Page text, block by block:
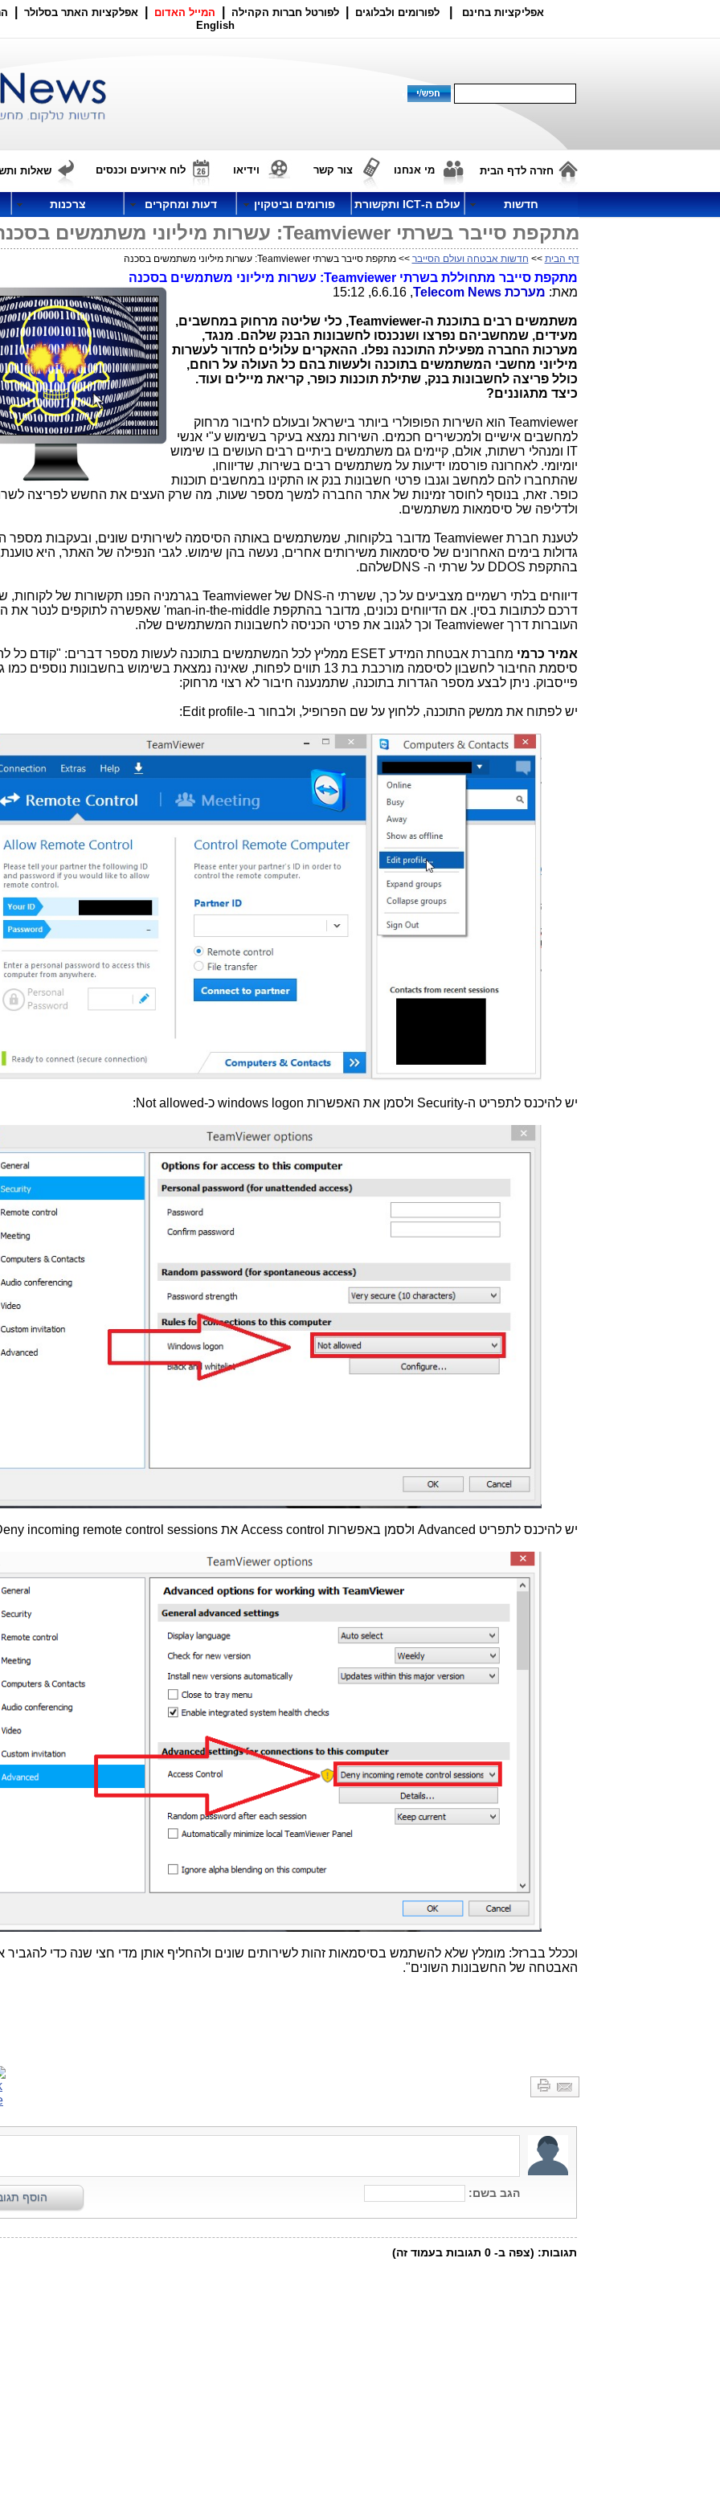
אפליקציות בחינם לפורומים ולבלוגים לפורטל חברות הקהילה המייל האדום אפלקציות האתר בסלולר
English
חזרה לדף הבית מי אנחנו צור קשר וידיאו לוח אירועים וכנסים שאלות
חדשות עולם ה-ICT ותקשורת פורומים וביטקוין דעות ומחקרים צרכנות
מתקפת סייבר בשרתי Teamviewer: עשרות מיליוני משתמשים בסכנה
דף הבית >> חדשות אבטחה ועולם הסייבר >> מתקפת סייבר בשרתי Teamviewer: עשרות מיליוני משתמשים בסכנה
מתקפת סייבר מתחוללת בשרתיTeamviewer: עשרות מיליוני משתמשים בסכנה
מאת: מערכתTelecom News
, 6.6.16, 15:12
משתמשים רבים בתוכנת ה-Teamviewer, כלי שליטה מרחוק במחשבים,
מעידים, שמחשביהם נפרצו ושנכנסו לחשבונות הבנק שלהם. מנגד,
מערכות החברה מפעילת התוכנה נפלו. ההאקרים עלולים לחדור לעשרות
מיליוני מחשבי המשתמשים בתוכנה ולעשות בהם כל העולה על רוחם,
כולל פריצה לחשבונות בנק, שתילת תוכנות כופר, קריאת מיילים ועוד.
כיצד מתגוננים?
Teamviewer הוא השירות הפופולרי ביותר בישראל ובעולם לחיבור מרחוק
למחשבים אישיים ולמכשירים חכמים. השירות נמצא בעיקר בשימוש ע"י אנשי
IT ומנהלי רשתות, אולם, קיימים גם משתמשים ביתיים רבים העושים בו שימוש
יומיומי. לאחרונה פורסמו ידיעות על משתמשים רבים בשירות, שדיווחו,
שהתחברו להם למחשב וגנבו פרטי חשבונות בנק או התקינו במחשבים תוכנות
כופר. זאת, בנוסף לחוסר זמינות של אתר החברה למשך מספר שעות, מה שרק העצים את החשש לפריצה
ולדליפה של סיסמאות משתמשים.
לטענת חברתTeamviewer מדובר בלקוחות, שמשתמשים באותה הסיסמה לשירותים שונים, ובעקבות מספר
גדולות בימים האחרונים של סיסמאות משירותים אחרים, נעשה בהן שימוש. לגבי הנפילה של האתר, היא
בהתקפת DDOS על שרתי ה- DNSשלהם.
דיווחים בלתי רשמיים מצביעים על כך, ששרתי ה-DNS שלTeamviewer בגרמניה הפנו תקשורות של לקוחות,
דרכם לכתובות בסין. אם הדיווחים נכונים, מדובר בהתקפת'man-in-the-middle שאפשרה לתוקפים לנטר את
העוברות דרךTeamviewer וכך לגנוב את פרטי הכניסה לחשבונות המשתמשים שלה.
אמיר כרמי מחברת אבטחת המידעESET ממליץ לכל המשתמשים בתוכנה לעשות מספר דברים: "קודם כל
סיסמת החיבור לחשבון לסיסמה מורכבת בת 13 תווים לפחות, שאינה נמצאת בשימוש בחשבונות נוספים
פייסבוק. ניתן לבצע מספר הגדרות בתוכנה, שתמנענה חיבור לא רצוי מרחוק:
יש לפתוח את ממשק התוכנה, ללחוץ על שם הפרופיל, ולבחור ב-Edit profile
:
יש להיכנס לתפריט ה-Security ולסמן את האפשרות windows logon כ-Not allowed
:
יש להיכנס לתפריט Advanced ולסמן באפשרות Access control אתincoming remote control sessions
וככלל בברזל: מומלץ שלא להשתמש בסיסמאות זהות לשירותים שונים ולהחליף אותן מדי חצי שנה כדי להגביר
האבטחה של החשבונות השונים".